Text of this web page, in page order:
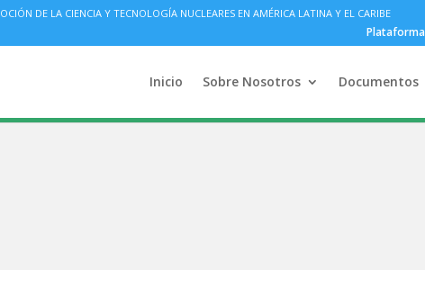
DE LA CIENCIA Y TECNOLOGÍA NUCLEARES EN AMÉRICA LATINA Y EL CARIBE
Plataforma
Inicio Sobre Nosotros Documentos